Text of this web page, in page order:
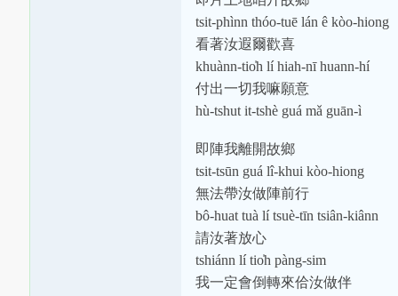
tsit-phìnn thóo-tuē lán ê kòo-hiong
看著汝遐爾歡喜
khuànn-tio̍h lí hiah-nī huann-hí
付出一切我嘛願意
hù-tshut it-tshè guá mǎ guān-ì
即陣我離開故鄉
tsit-tsūn guá lî-khui kòo-hiong
無法帶汝做陣前行
bô-huat tuà lí tsuè-tīn tsiân-kiânn
請汝著放心
tshiánn lí tio̍h pàng-sim
我一定會倒轉來佮汝做伴